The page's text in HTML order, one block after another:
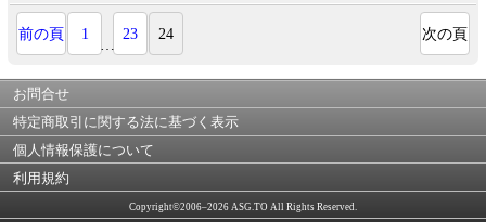
前の頁 1
…
23 24 次の頁
お問合せ
特定商取引に関する法に基づく表示
個人情報保護について
利用規約
Copyright©2006–2026 ASG.TO All Rights Reserved.